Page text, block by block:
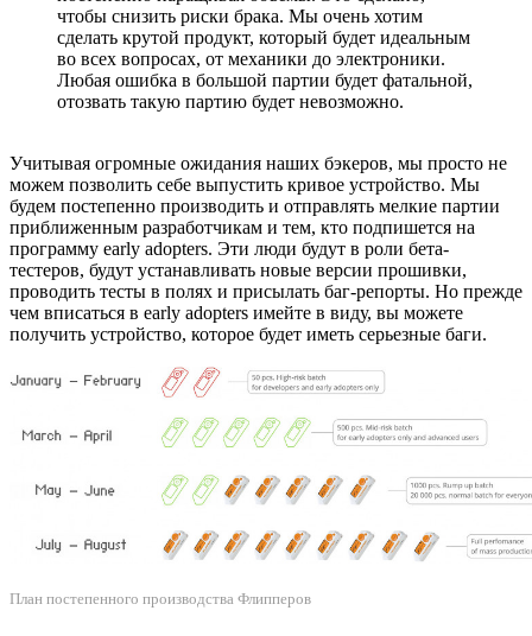
чтобы снизить риски брака. Мы очень хотим
сделать крутой продукт, который будет идеальным
во всех вопросах, от механики до электроники.
Любая ошибка в большой партии будет фатальной,
отозвать такую партию будет невозможно.
Учитывая огромные ожидания наших бэкеров, мы просто не
можем позволить себе выпустить кривое устройство. Мы
будем постепенно производить и отправлять мелкие партии
приближенным разработчикам и тем, кто подпишется на
программу early adopters. Эти люди будут в роли бета-
тестеров, будут устанавливать новые версии прошивки,
проводить тесты в полях и присылать баг-репорты. Но прежде
чем вписаться в early adopters имейте в виду, вы можете
получить устройство, которое будет иметь серьезные баги.
План постепенного производства Флипперов